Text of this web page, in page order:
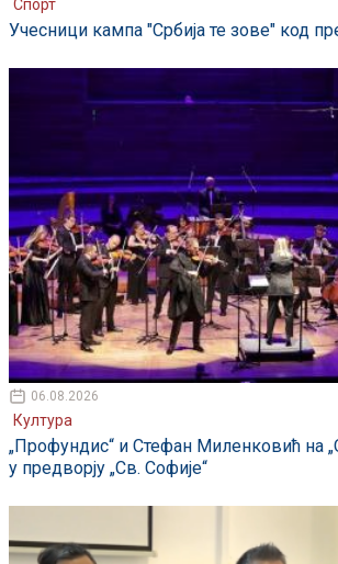
Спорт
Учесници кампа "Србија те зове" код
06.08.2026
Култура
„Профундис“ и Стефан Миленковић на
у предворју „Св. Софије“